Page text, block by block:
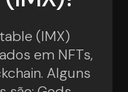
(IMX)
em NFTs,
Alguns